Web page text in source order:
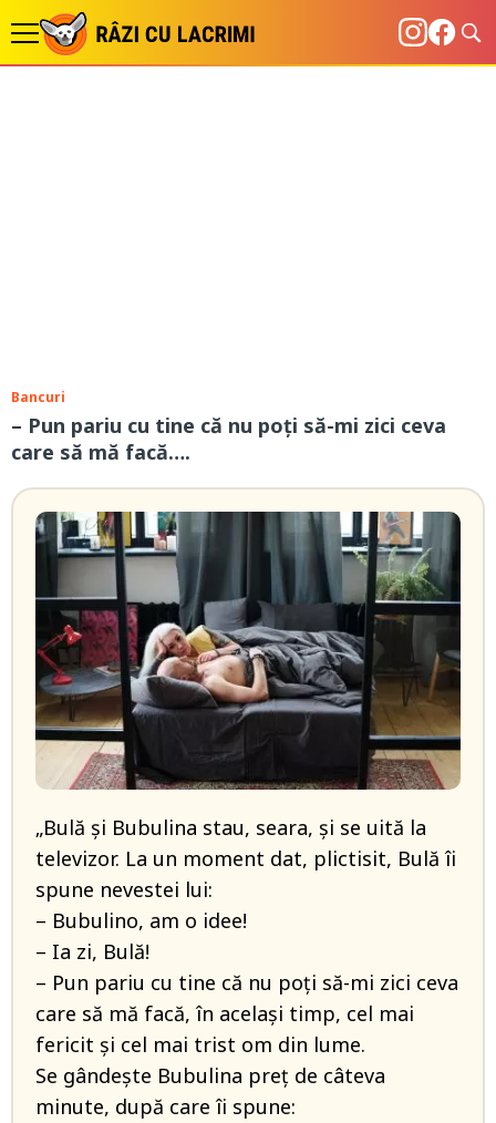
Bancuri
– Pun pariu cu tine că nu poți să-mi zici ceva
care să mă facă….
„Bulă și Bubulina stau, seara, și se uită la
televizor. La un moment dat, plictisit, Bulă îi
spune nevestei lui:
– Bubulino, am o idee!
– Ia zi, Bulă!
– Pun pariu cu tine că nu poți să-mi zici ceva
care să mă facă, în același timp, cel mai
fericit și cel mai trist om din lume.
Se gândește Bubulina preț de câteva
minute, după care îi spune: